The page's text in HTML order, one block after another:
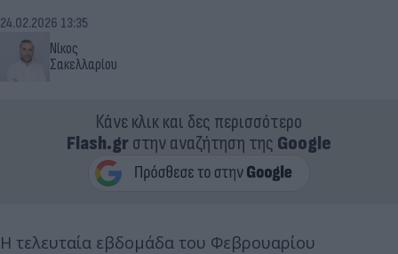
Νίκος
Σακελλαρίου
24.02.2026 13:35
Κάνε κλικ και δες περισσότερο
Flash.grστην αναζήτηση της Google
H τελευταία εβδομάδα του Φεβρουαρίου